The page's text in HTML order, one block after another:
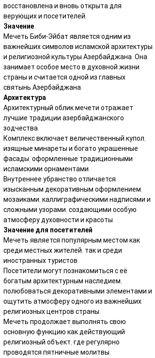
восстановлена и вновь открыта для
верующих и посетителей.
Значение
Мечеть Биби-Эйбат является одним из
важнейших символов исламской архитектуры
и религиозной культуры Азербайджана. Она
занимает особое место в духовной жизни
страны и считается одной из главных
святынь Азербайджана.
Архитектура
Архитектурный облик мечети отражает
лучшие традиции азербайджанского
зодчества.
Комплекс включает величественный купол,
изящные минареты и богато украшенные
фасады, оформленные традиционными
исламскими орнаментами.
Внутреннее убранство отличается
изысканным декоративным оформлением,
мозаиками, каллиграфическими надписями и
сложными узорами, создающими особую
атмосферу духовности и красоты.
Значение для посетителей
Мечеть является популярным местом как
среди местных жителей, так и среди
иностранных туристов.
Посетители могут познакомиться с её
богатым архитектурным наследием,
полюбоваться декоративными элементами и
ощутить атмосферу одного из важнейших
религиозных центров страны.
Мечеть продолжает выполнять свою
основную функцию как действующий
религиозный объект, где регулярно
проводятся пятничные молитвы,